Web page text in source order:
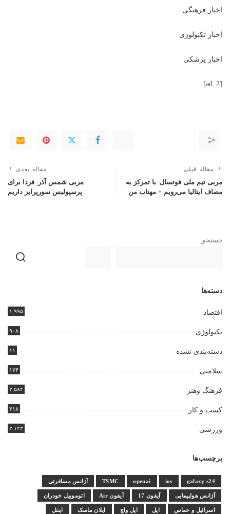
اخبار فرهنگی
اخبار تکنولوژی
اخبار پزشکی
[ad_2]
مقاله قبلی
مربی تیم ملی فوتسال: با تمرکز به
مصاف ایتالیا می‌رویم – مهتاب من
مقاله بعدی
مربی شمس آذر: فردا برای
پرسپولیس سورپرایز داریم
جستجو
دسته‌ها
اقتصاد ۱,۹۹۵
تکنولوژی ۹۰۸
دسته‌بندی نشده ۱۱
سلامتی ۱۷۴
فرهنگ وهنر ۲,۵۸۴
کسب و کار ۳۱۸
ورزشی ۳,۱۴۳
برچسب‌ها
galaxy s24
ios
openai
TSMC آژانس مسافرتی
آژانس هواپیمایی آیفون 17 آیفون Air اتوموبیل خودران
اسرائیل و حماس اپل اپل واچ ایلان ماسک اینتل